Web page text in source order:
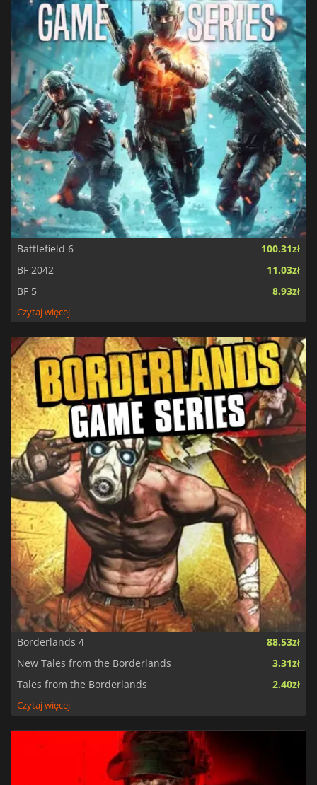
Battlefield 6
100.31zł
BF 2042
11.03zł
BF 5
8.93zł
Czytaj więcej
Borderlands 4
88.53zł
New Tales from the Borderlands
3.31zł
Tales from the Borderlands
2.40zł
Czytaj więcej